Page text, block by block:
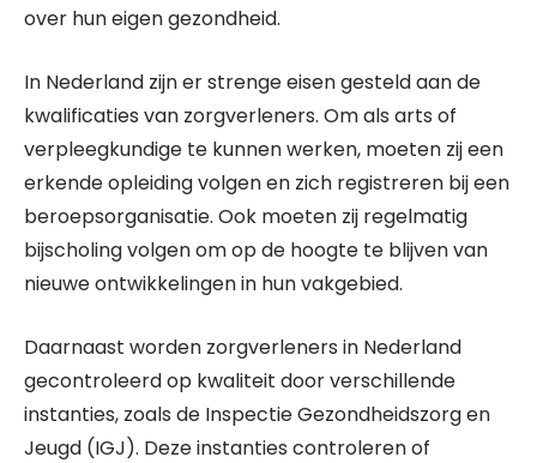
over hun eigen gezondheid.
In Nederland zijn er strenge eisen gesteld aan de
kwalificaties van zorgverleners. Om als arts of
verpleegkundige te kunnen werken, moeten zij een
erkende opleiding volgen en zich registreren bij een
beroepsorganisatie. Ook moeten zij regelmatig
bijscholing volgen om op de hoogte te blijven van
nieuwe ontwikkelingen in hun vakgebied.
Daarnaast worden zorgverleners in Nederland
gecontroleerd op kwaliteit door verschillende
instanties, zoals de Inspectie Gezondheidszorg en
Jeugd (IGJ). Deze instanties controleren of